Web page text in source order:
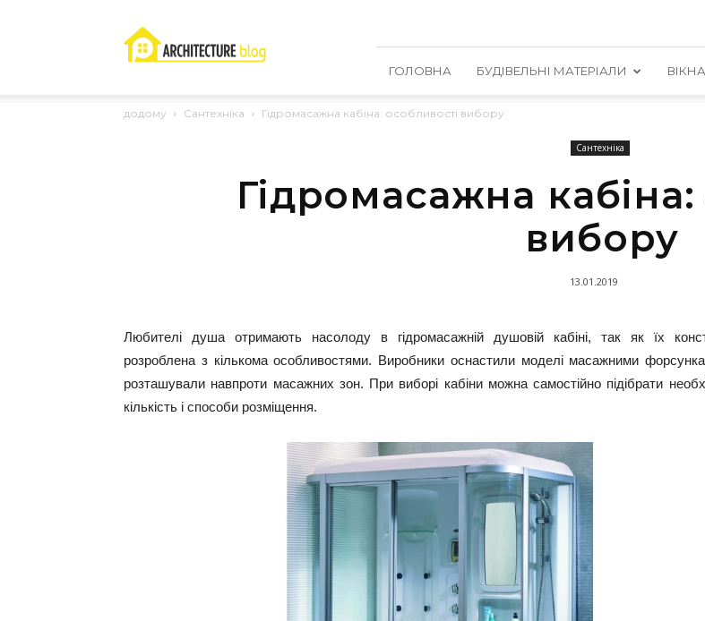
проводимо
ГОЛОВНА БУДІВЕЛЬНІ МАТЕРІАЛИ
додому Сантехніка Гідромасажна кабіна: особливості вибору
Сантехніка
Гідромасажна
вибору
13.01.2019
Любителі душа отримають насолоду в гідромасажній душовій кабіні, так як їх
розроблена з кількома особливостями. Виробники оснастили моделі масажними
розташували навпроти масажних зон. При виборі кабіни можна самостійно підібрати
кількість і способи розміщення.